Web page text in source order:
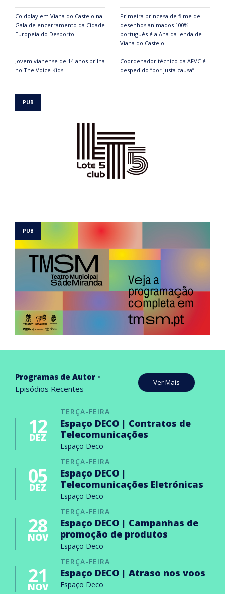
Coldplay em Viana do Castelo na
Gala de encerramento da Cidade
Europeia do Desporto
Primeira princesa de filme de
desenhos animados 100%
português é a Ana da lenda de
Viana do Castelo
Jovem vianense de 14 anos brilha
no The Voice Kids
Coordenador técnico da AFVC é
despedido “por justa causa”
Programas de Autor
Episódios Recentes
Ver Mais
TERÇA-FEIRA
12
DEZ
Espaço DECO | Contratos de
Telecomunicações
Espaço Deco
TERÇA-FEIRA
05
DEZ
Espaço DECO |
Telecomunicações Eletrónicas
Espaço Deco
TERÇA-FEIRA
28
NOV
Espaço DECO | Campanhas de
promoção de produtos
Espaço Deco
TERÇA-FEIRA
21
NOV
Espaço DECO | Atraso nos voos
Espaço Deco